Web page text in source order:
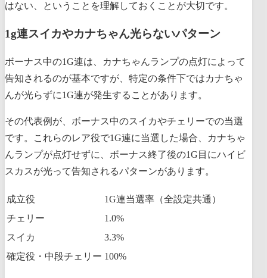
はない、ということを理解しておくことが大切です。
1g連スイカやカナちゃん光らないパターン
ボーナス中の1G連は、カナちゃんランプの点灯によって
告知されるのが基本ですが、特定の条件下ではカナちゃ
んが光らずに1G連が発生することがあります。
その代表例が、ボーナス中のスイカやチェリーでの当選
です。これらのレア役で1G連に当選した場合、カナちゃ
んランプが点灯せずに、ボーナス終了後の1G目にハイビ
スカスが光って告知されるパターンがあります。
成立役
1G連当選率（全設定共通）
チェリー
1.0%
スイカ
3.3%
確定役・中段チェリー 100%